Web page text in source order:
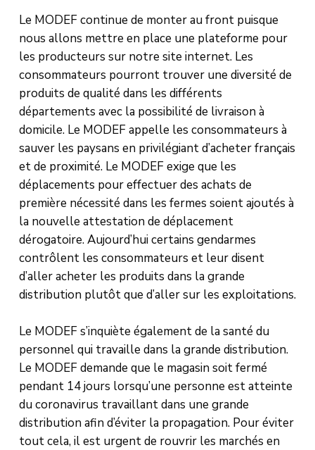
Le MODEF continue de monter au front puisque
nous allons mettre en place une plateforme pour
les producteurs sur notre site internet. Les
consommateurs pourront trouver une diversité de
produits de qualité dans les différents
départements avec la possibilité de livraison à
domicile. Le MODEF appelle les consommateurs à
sauver les paysans en privilégiant d’acheter français
et de proximité. Le MODEF exige que les
déplacements pour effectuer des achats de
première nécessité dans les fermes soient ajoutés à
la nouvelle attestation de déplacement
dérogatoire. Aujourd’hui certains gendarmes
contrôlent les consommateurs et leur disent
d’aller acheter les produits dans la grande
distribution plutôt que d’aller sur les exploitations.
Le MODEF s’inquiète également de la santé du
personnel qui travaille dans la grande distribution.
Le MODEF demande que le magasin soit fermé
pendant 14 jours lorsqu’une personne est atteinte
du coronavirus travaillant dans une grande
distribution afin d’éviter la propagation. Pour éviter
tout cela, il est urgent de rouvrir les marchés en